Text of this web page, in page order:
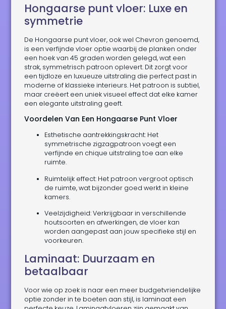
Hongaarse punt vloer: Luxe en
symmetrie
De Hongaarse punt vloer, ook wel Chevron genoemd,
is een verfijnde vloer optie waarbij de planken onder
een hoek van 45 graden worden gelegd, wat een
strak, symmetrisch patroon oplevert. Dit zorgt voor
een tijdloze en luxueuze uitstraling die perfect past in
moderne of klassieke interieurs. Het patroon is subtiel,
maar creëert een uniek visueel effect dat elke kamer
een elegante uitstraling geeft.
Voordelen Van Een Hongaarse Punt Vloer
Esthetische aantrekkingskracht: Het
symmetrische zigzagpatroon voegt een
verfijnde en chique uitstraling toe aan elke
ruimte.
Ruimtelijk effect: Het patroon vergroot optisch
de ruimte, wat bijzonder goed werkt in kleine
kamers.
Veelzijdigheid: Verkrijgbaar in verschillende
houtsoorten en afwerkingen, de vloer kan
worden aangepast aan jouw specifieke stijl en
voorkeuren.
Laminaat: Duurzaam en
betaalbaar
Voor wie op zoek is naar een meer budgetvriendelijke
optie zonder in te boeten aan stijl, is laminaat een